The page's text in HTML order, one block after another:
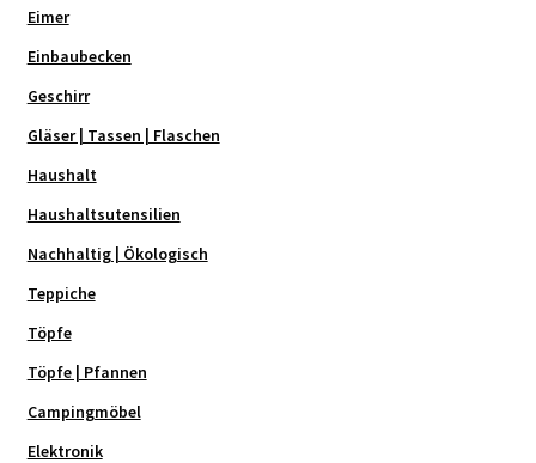
Eimer
Einbaubecken
Geschirr
Gläser | Tassen | Flaschen
Haushalt
Haushaltsutensilien
Nachhaltig | Ökologisch
Teppiche
Töpfe
Töpfe | Pfannen
Campingmöbel
Elektronik